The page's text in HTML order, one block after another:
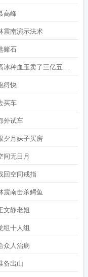
高峰
震南演示法术
赌石
冰种血玉卖了三亿五千
得快
买车
外试车
夕月妹子买房
间无日月
回空间戒指
震南击杀鳄鱼
文静老姐
组十人组
众人治病
备出山